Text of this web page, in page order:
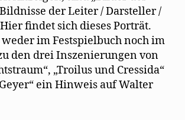
der Leiter / Darsteller /
findet sich dieses Porträt.
im Festspielbuch noch im
den drei Inszenierungen von
„Troilus und Cressida“
ein Hinweis auf Walter